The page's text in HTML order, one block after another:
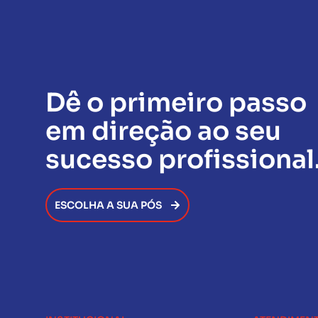
Dê o primeiro passo
em direção ao seu
sucesso
ESCOLHA A SUA PÓS